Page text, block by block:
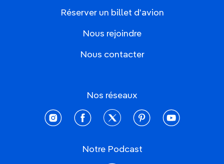
Réserver un billet d'avion
Nous rejoindre
Nous contacter
Nos réseaux
instagramfacebooktwitter pinterestyoutube
Notre Podcast